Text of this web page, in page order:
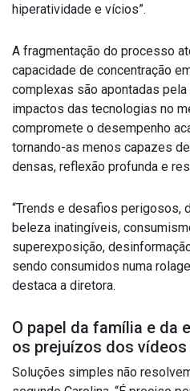
hiperatividade e vícios”.
A fragmentação do processo
capacidade de concentração
complexas são apontadas
impactos das tecnologias no
compromete o desempenho
tornando-as menos capazes
densas, reflexão profunda e
“Trends e desafios perigosos,
beleza inatingíveis,
superexposição,
sendo consumidos numa
destaca a diretora.
O papel da família e da
os prejuízos dos
Soluções simples não